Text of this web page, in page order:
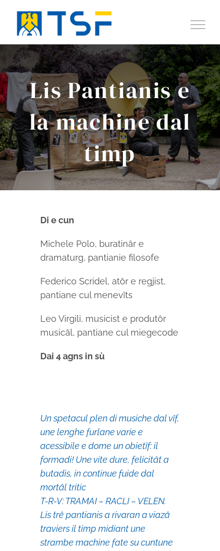
contenuto
Lis Pantianis e
la machine dal
timp
Di e cun
Michele Polo, buratinâr e
dramaturg, pantianie filosofe
Federico Scridel, atôr e regjist,
pantiane cul menevîts
Leo Virgili, musicist e produtôr
musicâl, pantiane cul miegecode
Dai 4 agns in sù
Un spetacul plen di musiche dal vîf,
une lenghe furlane varie e
acessibile e dome un obietîf: il
formadi! Une vite dure, felicitât a
butadis, in continue fuide dal
mortâl tritic
T-R-V: TRAMAI – RACLI – VELEN.
Lis trê pantianis a rivaran a viazâ
traviers il timp midiant une
strambe machine fate su cuntune